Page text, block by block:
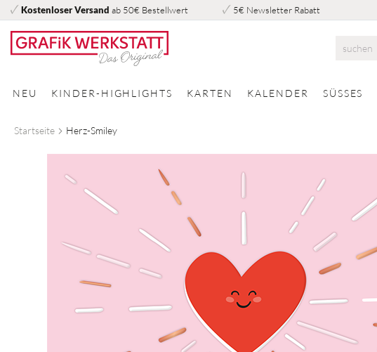
Kostenloser Versand ab 50€ Bestellwert 5€ Newsletter Rabatt
Direkt
zum
NEU KINDER-HIGHLIGHTS KARTEN KALENDER SÜSSES
Startseite Herz-Smiley